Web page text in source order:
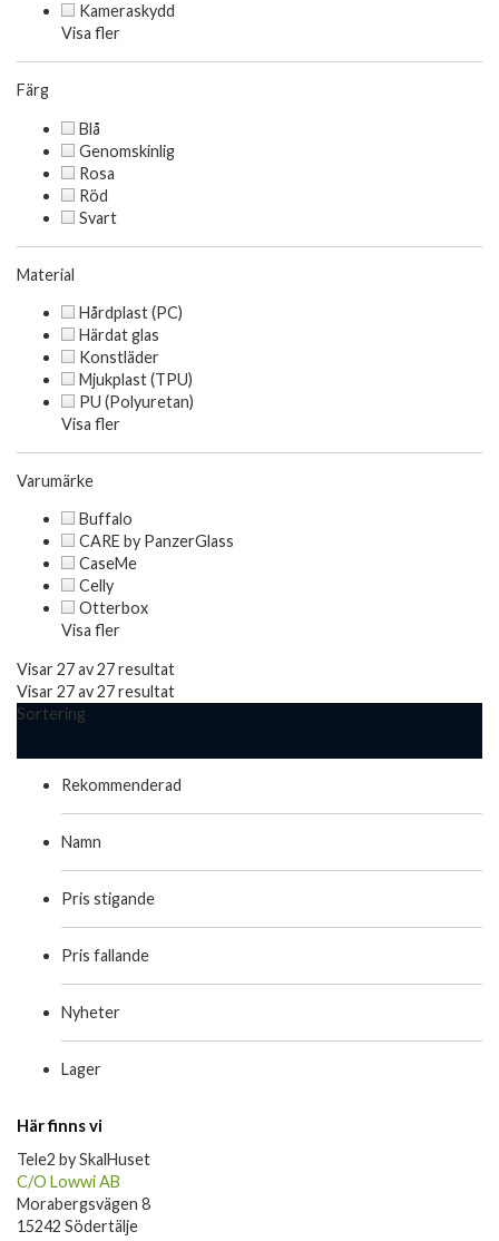
Kameraskydd
Visa fler
Färg
Blå
Genomskinlig
Rosa
Röd
Svart
Material
Hårdplast (PC)
Härdat glas
Konstläder
Mjukplast (TPU)
PU (Polyuretan)
Visa fler
Varumärke
Buffalo
CARE by PanzerGlass
CaseMe
Celly
Otterbox
Visa fler
Visar 27 av 27 resultat
Visar 27 av 27 resultat
Sortering
Rekommenderad
Namn
Pris stigande
Pris fallande
Nyheter
Lager
Här finns vi
Tele2 by SkalHuset
C/O Lowwi AB
Morabergsvägen 8
15242 Södertälje